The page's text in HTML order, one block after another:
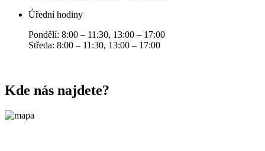
Úřední hodiny
Pondělí: 8:00 – 11:30, 13:00 – 17:00
Středa: 8:00 – 11:30, 13:00 – 17:00
Kde nás najdete?